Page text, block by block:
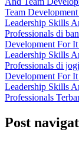
Team
Leadership Skills
Professionals di
Development For
Leadership Skills
Professionals di
Development For
Leadership Skills
Professionals
Post